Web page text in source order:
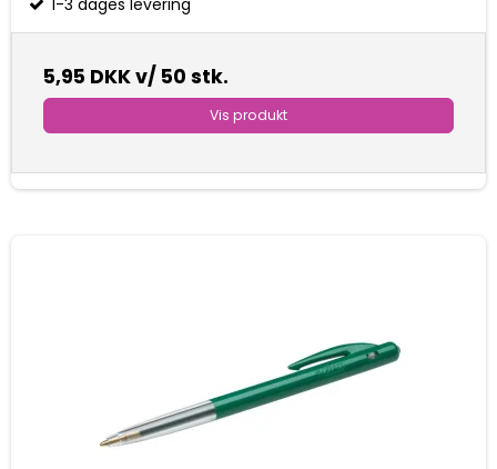
1-3 dages levering
5,95 DKKv/ 50 stk.
Vis produkt